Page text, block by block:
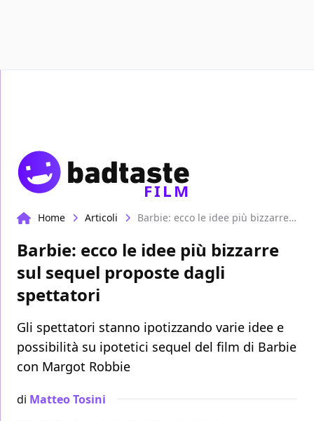
FILM
Home Articoli Barbie: ecco le idee più bizzarre sul sequel proposte dagli spettatori
Barbie: ecco le idee più bizzarre
sul sequel proposte dagli
spettatori
Gli spettatori stanno ipotizzando varie idee e
possibilità su ipotetici sequel del film di Barbie
con Margot Robbie
di Matteo Tosini